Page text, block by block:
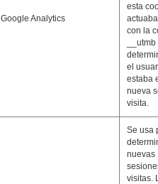
Google Analytics
esta
con la
el
estaba
nueva
visita.
Se usa
nuevas
visitas.